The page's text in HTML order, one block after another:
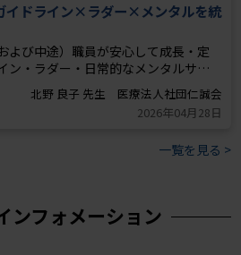
イドライン×ラダー×メンタルを統
北野 良子 先生 医療法人社団仁誠会
よび中途）職員が安心して成長・定
ン・ラダー・日常的なメンタルサ
新人教育の考え方と具体的な運用手
2026年04月28日
一覧を見る >
ンフォメーション